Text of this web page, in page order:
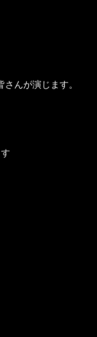
んが演じます。